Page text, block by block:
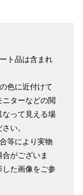
ト品は含まれ
色に近付けて
ターなどの閲
って見える場
い。
等により実物
がございま
た画像をご参